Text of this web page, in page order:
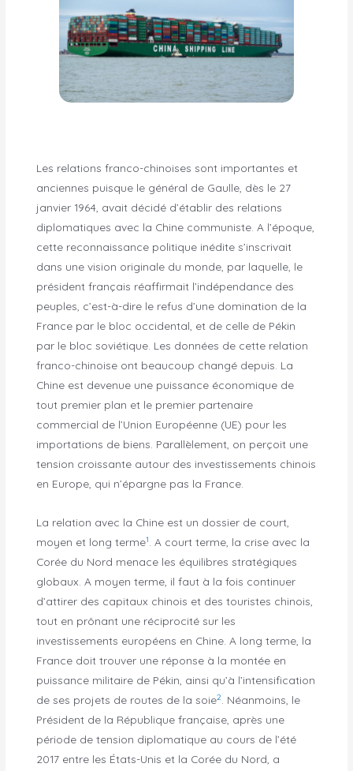
Les relations franco-chinoises sont importantes et
anciennes puisque le général de Gaulle, dès le 27
janvier 1964, avait décidé d’établir des relations
diplomatiques avec la Chine communiste. A l’époque,
cette reconnaissance politique inédite s’inscrivait
dans une vision originale du monde, par laquelle, le
président français réaffirmait l’indépendance des
peuples, c’est-à-dire le refus d’une domination de la
France par le bloc occidental, et de celle de Pékin
par le bloc soviétique. Les données de cette relation
franco-chinoise ont beaucoup changé depuis. La
Chine est devenue une puissance économique de
tout premier plan et le premier partenaire
commercial de l’Union Européenne (UE) pour les
importations de biens. Parallèlement, on perçoit une
tension croissante autour des investissements chinois
en Europe, qui n’épargne pas la France.
La relation avec la Chine est un dossier de court,
moyen et long terme1
. A court terme, la crise avec la
Corée du Nord menace les équilibres stratégiques
globaux. A moyen terme, il faut à la fois continuer
d’attirer des capitaux chinois et des touristes chinois,
tout en prônant une réciprocité sur les
investissements européens en Chine. A long terme, la
France doit trouver une réponse à la montée en
puissance militaire de Pékin, ainsi qu’à l’intensification
de ses projets de routes de la soie2
. Néanmoins, le
Président de la République française, après une
période de tension diplomatique au cours de l’été
2017 entre les États-Unis et la Corée du Nord, a